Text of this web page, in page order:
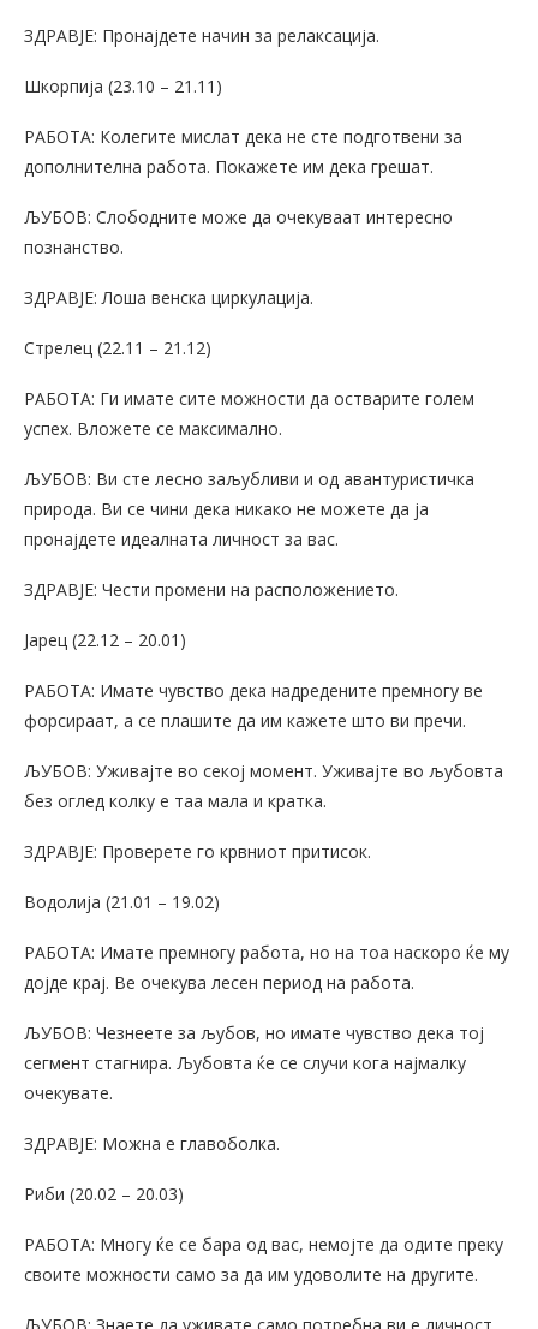
ЗДРАВЈЕ: Пронајдете начин за релаксација.
Шкорпија (23.10 – 21.11)
РАБОТА: Колегите мислат дека не сте подготвени за
дополнителна работа. Покажете им дека грешат.
ЉУБОВ: Слободните може да очекуваат интересно
познанство.
ЗДРАВЈЕ: Лоша венска циркулација.
Стрелец (22.11 – 21.12)
РАБОТА: Ги имате сите можности да остварите голем
успех. Вложете се максимално.
ЉУБОВ: Ви сте лесно заљубливи и од авантуристичка
природа. Ви се чини дека никако не можете да ја
пронајдете идеалната личност за вас.
ЗДРАВЈЕ: Чести промени на расположението.
Јарец (22.12 – 20.01)
РАБОТА: Имате чувство дека надредените премногу ве
форсираат, а се плашите да им кажете што ви пречи.
ЉУБОВ: Уживајте во секој момент. Уживајте во љубовта
без оглед колку е таа мала и кратка.
ЗДРАВЈЕ: Проверете го крвниот притисок.
Водолија (21.01 – 19.02)
РАБОТА: Имате премногу работа, но на тоа наскоро ќе му
дојде крај. Ве очекува лесен период на работа.
ЉУБОВ: Чезнеете за љубов, но имате чувство дека тој
сегмент стагнира. Љубовта ќе се случи кога најмалку
очекувате.
ЗДРАВЈЕ: Можна е главоболка.
Риби (20.02 – 20.03)
РАБОТА: Многу ќе се бара од вас, немојте да одите преку
своите можности само за да им удоволите на другите.